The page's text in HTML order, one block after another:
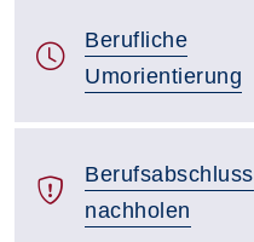
Berufliche
Umorientierung
Berufsabschluss
nachholen